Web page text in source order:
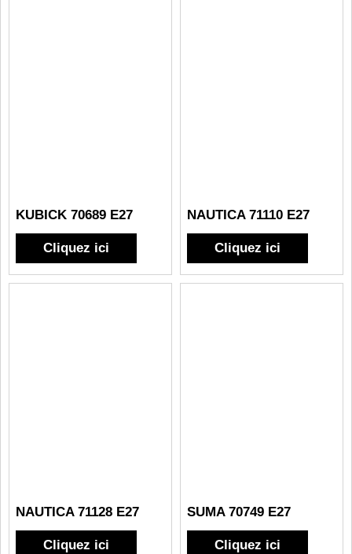
KUBICK 70689 E27
Cliquez ici
NAUTICA 71110 E27
Cliquez ici
NAUTICA 71128 E27
Cliquez ici
SUMA 70749 E27
Cliquez ici